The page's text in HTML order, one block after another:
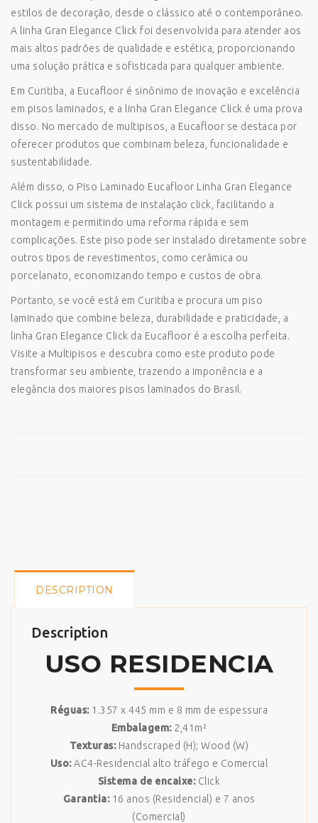
estilos de decoração, desde o clássico até o contemporâneo.
A linha Gran Elegance Click foi desenvolvida para atender aos
mais altos padrões de qualidade e estética, proporcionando
uma solução prática e sofisticada para qualquer ambiente.
Em Curitiba, a Eucafloor é sinônimo de inovação e excelência
em pisos laminados, e a linha Gran Elegance Click é uma prova
disso. No mercado de multipisos, a Eucafloor se destaca por
oferecer produtos que combinam beleza, funcionalidade e
sustentabilidade.
Além disso, o Piso Laminado Eucafloor Linha Gran Elegance
Click possui um sistema de instalação click, facilitando a
montagem e permitindo uma reforma rápida e sem
complicações. Este piso pode ser instalado diretamente sobre
outros tipos de revestimentos, como cerâmica ou
porcelanato, economizando tempo e custos de obra.
Portanto, se você está em Curitiba e procura um piso
laminado que combine beleza, durabilidade e praticidade, a
linha Gran Elegance Click da Eucafloor é a escolha perfeita.
Visite a Multipisos e descubra como este produto pode
transformar seu ambiente, trazendo a imponência e a
elegância dos maiores pisos laminados do Brasil.
DESCRIPTION
Description
USO RESIDENCIA
Réguas:1.357 x 445 mm e 8 mm de espessura
Embalagem:2,41m²
Texturas:Handscraped (H); Wood (W)
Uso:AC4-Residencial alto tráfego e Comercial
Sistema de encaixe:Click
Garantia:16 anos (Residencial) e 7 anos
(Comercial)